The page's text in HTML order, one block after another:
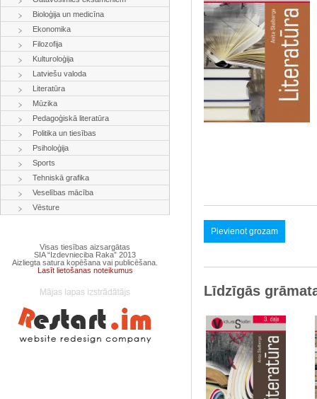
Bioloģija un medicīna
Ekonomika
Filozofija
Kulturoloģija
Latviešu valoda
Literatūra
Mūzika
Pedagoģiskā literatūra
Politika un tiesības
Psiholoģija
Sports
Tehniskā grafika
Veselības mācība
Vēsture
Visas tiesības aizsargātas
SIA “Izdevnieciba Raka” 2013
Aizliegta satura kopēšana vai publicēšana.
Lasīt lietošanas noteikumus
Pievienot grozam
Līdzīgās